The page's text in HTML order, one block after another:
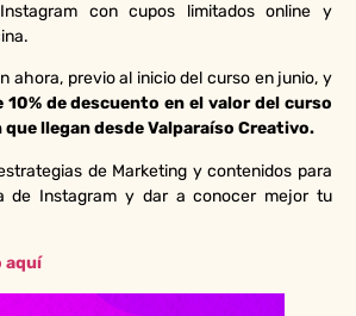
con cupos limitados online y
ahora, previo al inicio del curso en junio, y
10% de descuento en el valor del curso
llegan desde Valparaíso Creativo.
de Marketing y contenidos para
de Instagram y dar a conocer mejor tu
aquí